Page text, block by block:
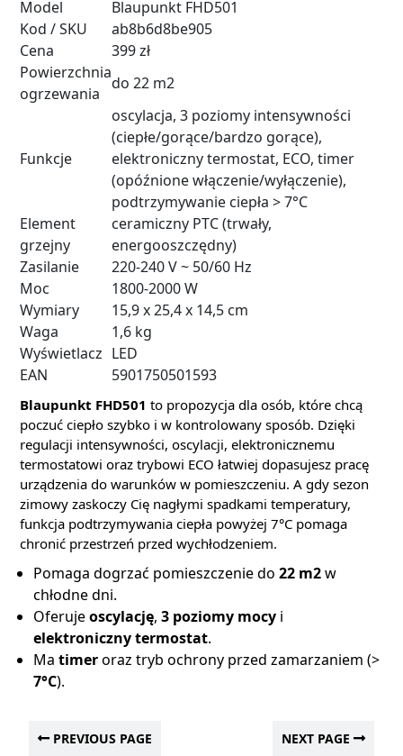
Model
Blaupunkt FHD501
Kod / SKU
ab8b6d8be905
Cena
399 zł
Powierzchnia
ogrzewania
do 22 m2
Funkcje
oscylacja, 3 poziomy intensywności
(ciepłe/gorące/bardzo gorące),
elektroniczny termostat, ECO, timer
(opóźnione włączenie/wyłączenie),
podtrzymywanie ciepła > 7°C
Element
grzejny
ceramiczny PTC (trwały,
energooszczędny)
Zasilanie
220-240 V ~ 50/60 Hz
Moc
1800-2000 W
Wymiary
15,9 x 25,4 x 14,5 cm
Waga
1,6 kg
Wyświetlacz LED
EAN
5901750501593
Blaupunkt FHD501 to propozycja dla osób, które chcą
poczuć ciepło szybko i w kontrolowany sposób. Dzięki
regulacji intensywności, oscylacji, elektronicznemu
termostatowi oraz trybowi ECO łatwiej dopasujesz pracę
urządzenia do warunków w pomieszczeniu. A gdy sezon
zimowy zaskoczy Cię nagłymi spadkami temperatury,
funkcja podtrzymywania ciepła powyżej 7°C pomaga
chronić przestrzeń przed wychłodzeniem.
Pomaga dogrzać pomieszczenie do 22 m2w
chłodne dni.
Oferujeoscylację, 3 poziomy mocy i
elektroniczny termostat.
Ma timeroraz tryb ochrony przed zamarzaniem (>
7°C).
PREVIOUS PAGE NEXT PAGE